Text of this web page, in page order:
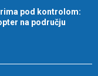
pod kontrolom:
na području